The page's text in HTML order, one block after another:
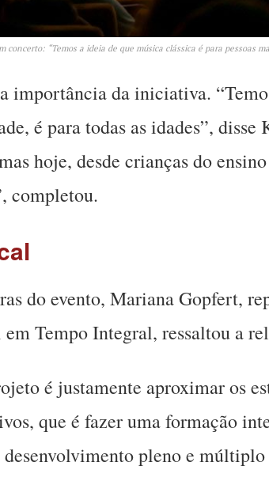
“Temos a ideia de que música clássica é para pessoas
importância da iniciativa.
é para todas as idades”,
hoje, desde crianças do
completou.
do evento, Mariana Gopfert,
Tempo Integral, ressaltou a
é justamente aproximar os
que é fazer uma formação
desenvolvimento pleno e